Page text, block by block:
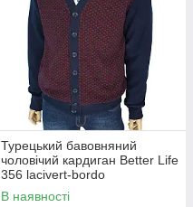
Турецький бавовняний
чоловічий кардиган Better Life
356 lacivert-bordo
В наявності